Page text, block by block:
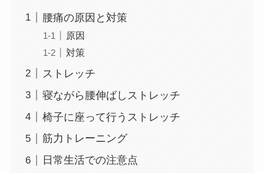
腰痛の原因と対策
原因
対策
ストレッチ
寝ながら腰伸ばしストレッチ
椅子に座って行うストレッチ
筋力トレーニング
日常生活での注意点